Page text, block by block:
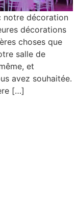
notre décoration
décorations
choses que
salle de
et
avez souhaitée.
[…]